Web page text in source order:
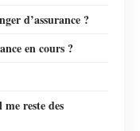
d’assurance ?
en cours ?
reste des